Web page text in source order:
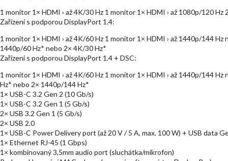
1 monitor 1× HDMI › až 4K/30 Hz 1 monitor 1× HDMI › až 1080p/120
Zařízení s podporou DisplayPort 1.4:
1 monitor 1× HDMI › až 4K/60 Hz 1 monitor 1× HDMI › až 1440p/144
1440p/60 Hz* nebo 2× 4K/30 Hz*
Zařízení s podporou DisplayPort 1.4 + DSC:
1 monitor 1× HDMI › až 4K/60 Hz 1 monitor 1× HDMI › až 1440p/144
Hz* nebo 2× 1440p/144 Hz*
1× USB-C 3.2 Gen 2 (10 Gb/s)
1× USB-C 3.2 Gen 1 (5 Gb/s)
2× USB 3.2 Gen 1 (5 Gb/s)
2× USB 2.0
1× USB-C Power Delivery port (až 20 V / 5 A, max. 100 W) + USB data
1× Ethernet RJ-45 (1 Gbps)
1× kombinovaný 3,5mm audio port (sluchátka/mikrofon)